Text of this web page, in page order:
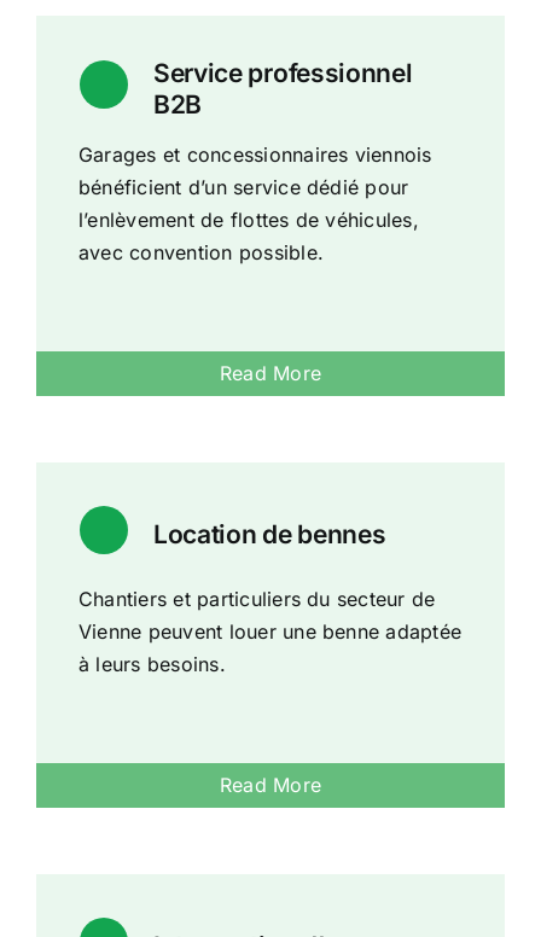
Service professionnel
B2B
Garages et concessionnaires viennois
bénéficient d’un service dédié pour
l’enlèvement de flottes de véhicules,
avec convention possible.
Read More
Location de bennes
Chantiers et particuliers du secteur de
Vienne peuvent louer une benne adaptée
à leurs besoins.
Read More